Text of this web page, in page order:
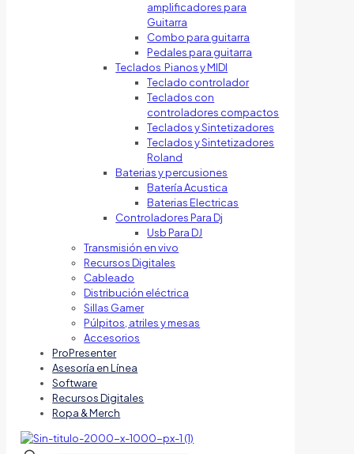
amplificadores para
Guitarra
Combo para guitarra
Pedales para guitarra
Teclados Pianos y MIDI
Teclado controlador
Teclados con
controladores compactos
Teclados y Sintetizadores
Teclados y Sintetizadores
Roland
Baterias y percusiones
Batería Acustica
Baterias Electricas
Controladores Para Dj
Usb Para DJ
Transmisión en vivo
Recursos Digitales
Cableado
Distribución eléctrica
Sillas Gamer
Púlpitos, atriles y mesas
Accesorios
ProPresenter
Asesoría en Línea
Software
Recursos Digitales
Ropa & Merch